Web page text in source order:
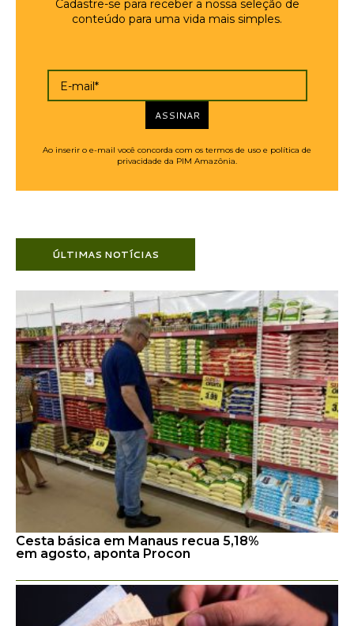
Cadastre-se para receber a nossa seleção de
conteúdo para uma vida mais simples.
E-mail*
ASSINAR
Ao inserir o e-mail você concorda com os termos de uso e política de
privacidade da PIM Amazônia.
ÚLTIMAS NOTÍCIAS
Cesta básica em Manaus recua 5,18%
em agosto, aponta Procon